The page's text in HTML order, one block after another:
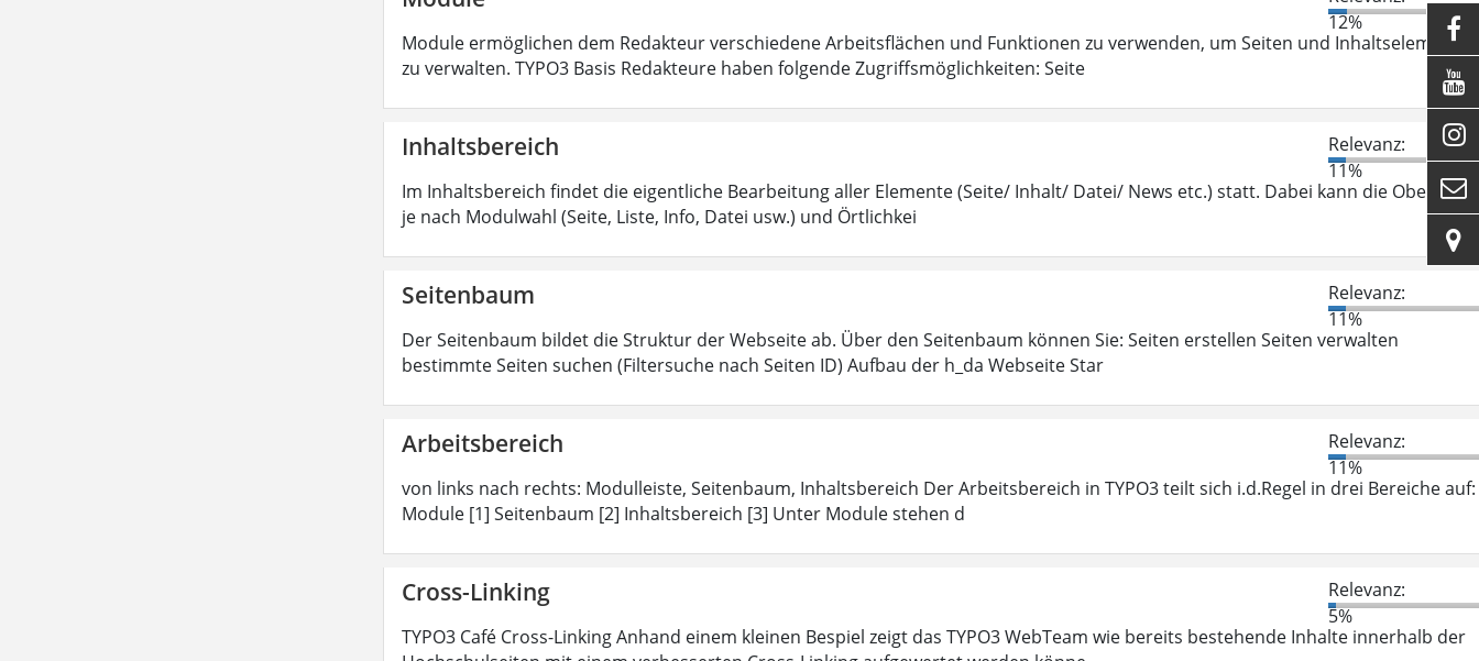
12%
Module ermöglichen dem Redakteur verschiedene Arbeitsflächen und Funktionen zu verwenden, um Seiten und Inhaltselemente
zu verwalten. TYPO3 Basis Redakteure haben folgende Zugriffsmöglichkeiten: Seite
Inhaltsbereich
Relevanz:
11%
Im Inhaltsbereich findet die eigentliche Bearbeitung aller Elemente (Seite/ Inhalt/ Datei/ News etc.) statt. Dabei kann die
je nach Modulwahl (Seite, Liste, Info, Datei usw.) und Örtlichkei
Seitenbaum
Relevanz:
11%
Der Seitenbaum bildet die Struktur der Webseite ab. Über den Seitenbaum können Sie: Seiten erstellen Seiten verwalten
bestimmte Seiten suchen (Filtersuche nach Seiten ID) Aufbau der h_da Webseite Star
Arbeitsbereich
Relevanz:
11%
von links nach rechts: Modulleiste, Seitenbaum, Inhaltsbereich Der Arbeitsbereich in TYPO3 teilt sich i.d.Regel in drei Bereiche auf:
Module [1] Seitenbaum [2] Inhaltsbereich [3] Unter Module stehen d
Cross-Linking
Relevanz:
5%
TYPO3 Café Cross-Linking Anhand einem kleinen Bespiel zeigt das TYPO3 WebTeam wie bereits bestehende Inhalte innerhalb der




